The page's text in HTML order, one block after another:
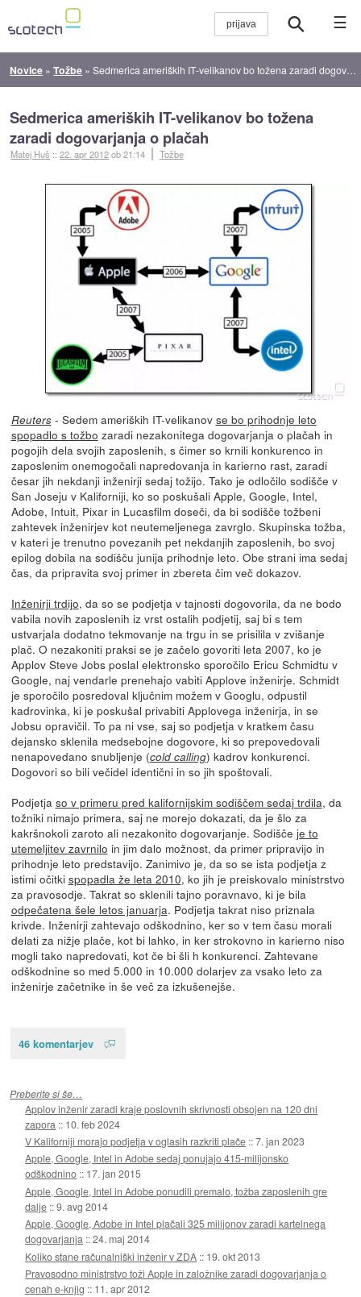
☰
Novice »Tožbe »Sedmerica ameriških IT-velikanov bo tožena zaradi dogovarjanja o plačah
Sedmerica ameriških IT-velikanov bo tožena
zaradi dogovarjanja o plačah
Matej Huš ::22. apr 2012ob 21:14 Tožbe
Reuters- Sedem ameriških IT-velikanov se bo prihodnje leto
spopadlo s tožbo zaradi nezakonitega dogovarjanja o plačah in
pogojih dela svojih zaposlenih, s čimer so krnili konkurenco in
zaposlenim onemogočali napredovanja in karierno rast, zaradi
česar jih nekdanji inženirji sedaj tožijo. Tako je odločilo sodišče v
San Joseju v Kaliforniji, ko so poskušali Apple, Google, Intel,
Adobe, Intuit, Pixar in Lucasfilm doseči, da bi sodišče tožbeni
zahtevek inženirjev kot neutemeljenega zavrglo. Skupinska tožba,
v kateri je trenutno povezanih pet nekdanjih zaposlenih, bo svoj
epilog dobila na sodišču junija prihodnje leto. Obe strani ima sedaj
čas, da pripravita svoj primer in zbereta čim več dokazov.
Inženirji trdijo, da so se podjetja v tajnosti dogovorila, da ne bodo
vabila novih zaposlenih iz vrst ostalih podjetij, saj bi s tem
ustvarjala dodatno tekmovanje na trgu in se prisilila v zvišanje
plač. O nezakoniti praksi se je začelo govoriti leta 2007, ko je
Applov Steve Jobs poslal elektronsko sporočilo Ericu Schmidtu v
Google, naj vendarle prenehajo vabiti Applove inženirje. Schmidt
je sporočilo posredoval ključnim možem v Googlu, odpustil
kadrovinka, ki je poskušal privabiti Applovega inženirja, in se
Jobsu opravičil. To pa ni vse, saj so podjetja v kratkem času
dejansko sklenila medsebojne dogovore, ki so prepovedovali
nenapovedano snubljenje (cold calling) kadrov konkurenci.
Dogovori so bili večidel identični in so jih spoštovali.
Podjetja so v primeru pred kalifornijskim sodiščem sedaj trdila, da
tožniki nimajo primera, saj ne morejo dokazati, da je šlo za
kakršnokoli zaroto ali nezakonito dogovarjanje. Sodišče je to
utemeljitev zavrnilo in jim dalo možnost, da primer pripravijo in
prihodnje leto predstavijo. Zanimivo je, da so se ista podjetja z
istimi očitki spopadla že leta 2010, ko jih je preiskovalo ministrstvo
za pravosodje. Takrat so sklenili tajno poravnavo, ki je bila
odpečatena šele letos januarja. Podjetja takrat niso priznala
krivde. Inženirji zahtevajo odškodnino, ker so v tem času morali
delati za nižje plače, kot bi lahko, in ker strokovno in karierno niso
mogli tako napredovati, kot če bi šli h konkurenci. Zahtevane
odškodnine so med 5.000 in 10.000 dolarjev za vsako leto za
inženirje začetnike in še več za izkušenejše.
46 komentarjev
Preberite si še…
Applov inženir zaradi kraje poslovnih skrivnosti obsojen na 120 dni
zapora :: 10. feb 2024
V Kaliforniji morajo podjetja v oglasih razkriti plače ::7. jan 2023
Apple, Google, Intel in Adobe sedaj ponujajo 415-milijonsko
odškodnino :: 17. jan 2015
Apple, Google, Intel in Adobe ponudili premalo, tožba zaposlenih gre
dalje ::9. avg 2014
Apple, Google, Adobe in Intel plačali 325 milijonov zaradi kartelnega
dogovarjanja ::24. maj 2014
Koliko stane računalniški inženir v ZDA :: 19. okt 2013
Pravosodno ministrstvo toži Apple in založnike zaradi dogovarjanja o
cenah e-knjig :: 11. apr 2012